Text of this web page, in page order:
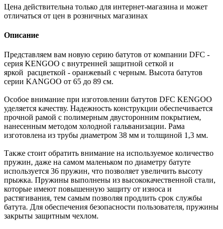
Цена действительна только для интернет-магазина и может
отличаться от цен в розничных магазинах
Описание
Представляем вам новую серию батутов от компании DFC -
серия KENGOO с внутренней защитной сеткой и
яркой расцветкой - оранжевый с черным. Высота батутов
серии KANGOO от 65 до 89 см.
Особое внимание при изготовлении батутов DFC KENGOO
уделяется качеству. Надежность конструкции обеспечивается
прочной рамой с полимерным двусторонним покрытием,
нанесенным методом холодной гальванизации. Рама
изготовлена из трубы диаметром 38 мм и толщиной 1,3 мм.
Также стоит обратить внимание на используемое количество
пружин, даже на самом маленьком по диаметру батуте
используется 36 пружин, что позволяет увеличить высоту
прыжка. Пружины выполнены из высококачественной стали,
которые имеют повышенную защиту от износа и
растягивания, тем самым позволяя продлить срок службы
батута. Для обеспечения безопасности пользователя, пружины
закрыты защитным чехлом.